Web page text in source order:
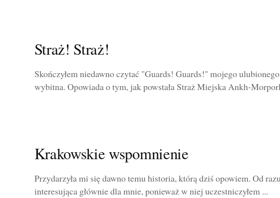
Straż! Straż!
Skończyłem niedawno czytać "Guards! Guards!" mojego
wybitna. Opowiada o tym, jak powstała Straż Miejska Ankh-
Krakowskie wspomnienie
Przydarzyła mi się dawno temu historia, którą dziś opowiem. Od
interesująca głównie dla mnie, ponieważ w niej uczestniczyłem ...